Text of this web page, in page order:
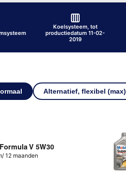
Koelsysteem, tot
productiedatum 11-02-
2019
Alternatief, flexibel (max)
V 5W30
12 maanden